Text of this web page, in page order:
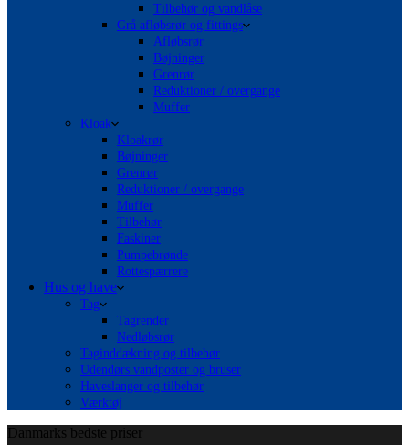
Tilbehør og vandlåse
Grå afløbsrør og fittings
Afløbsrør
Bøjninger
Grenrør
Reduktioner / overgange
Muffer
Kloak
Kloakrør
Bøjninger
Grenrør
Reduktioner / overgange
Muffer
Tilbehør
Faskiner
Pumpebrønde
Rottespærrere
Hus og have
Tag
Tagrender
Nedløbsrør
Taginddækning og tilbehør
Udendørs vandposter og bruser
Haveslanger og tilbehør
Værktøj
Danmarks bedste priser